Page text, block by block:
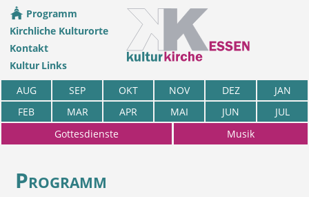
Programm
Kirchliche Kulturorte
Kontakt
Kultur Links
AUG
SEP OKT NOV DEZ
JAN
FEB
MAR APR MAI JUN
JUL
Gottesdienste
Musik
Programm